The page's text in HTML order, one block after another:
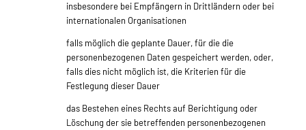
insbesondere bei Empfängern in Drittländern oder bei
internationalen Organisationen
falls möglich die geplante Dauer, für die die
personenbezogenen Daten gespeichert werden, oder,
falls dies nicht möglich ist, die Kriterien für die
Festlegung dieser Dauer
das Bestehen eines Rechts auf Berichtigung oder
Löschung der sie betreffenden personenbezogenen